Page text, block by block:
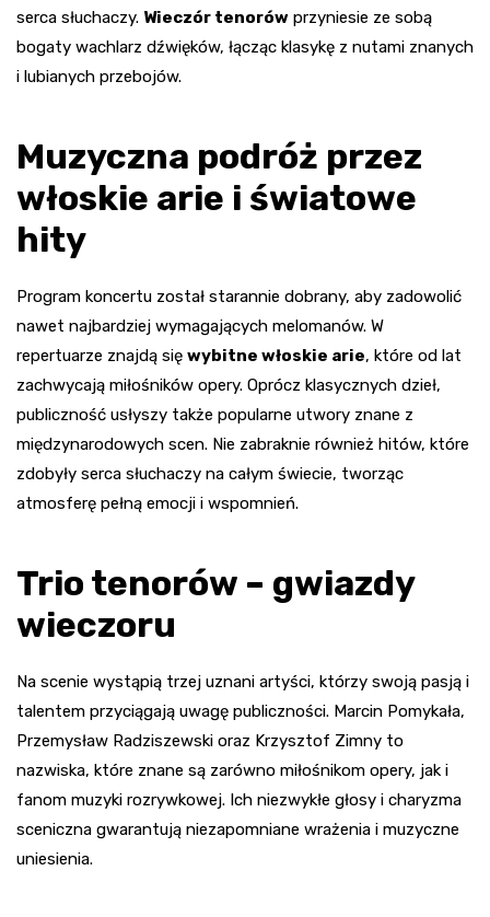
serca słuchaczy. Wieczór tenorów przyniesie ze sobą
bogaty wachlarz dźwięków, łącząc klasykę z nutami znanych
i lubianych przebojów.
Muzyczna podróż przez
włoskie arie i światowe
hity
Program koncertu został starannie dobrany, aby zadowolić
nawet najbardziej wymagających melomanów. W
repertuarze znajdą się wybitne włoskie arie, które od lat
zachwycają miłośników opery. Oprócz klasycznych dzieł,
publiczność usłyszy także popularne utwory znane z
międzynarodowych scen. Nie zabraknie również hitów, które
zdobyły serca słuchaczy na całym świecie, tworząc
atmosferę pełną emocji i wspomnień.
Trio tenorów – gwiazdy
wieczoru
Na scenie wystąpią trzej uznani artyści, którzy swoją pasją i
talentem przyciągają uwagę publiczności. Marcin Pomykała,
Przemysław Radziszewski oraz Krzysztof Zimny to
nazwiska, które znane są zarówno miłośnikom opery, jak i
fanom muzyki rozrywkowej. Ich niezwykłe głosy i charyzma
sceniczna gwarantują niezapomniane wrażenia i muzyczne
uniesienia.